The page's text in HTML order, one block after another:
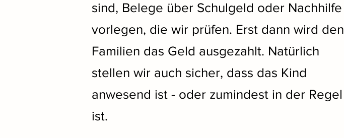
sind, Belege über Schulgeld oder Nachhilfe
vorlegen, die wir prüfen. Erst dann wird den
Familien das Geld ausgezahlt. Natürlich
stellen wir auch sicher, dass das Kind
anwesend ist - oder zumindest in der Regel
ist.